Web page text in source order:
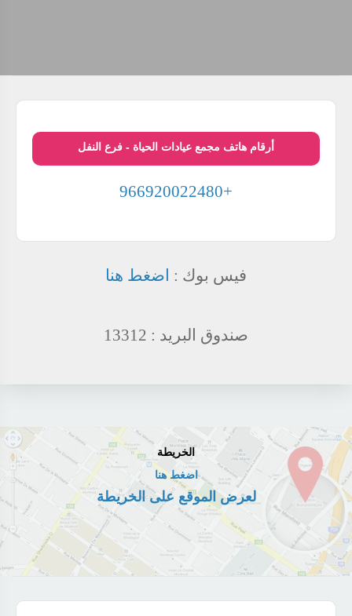
أرقام هاتف مجمع عيادات الحياة - فرع النفل
+966920022480
فيس بوك : اضغط هنا
صندوق البريد : 13312
الخريطة
اضغط هنا
لعرض الموقع على الخريطة